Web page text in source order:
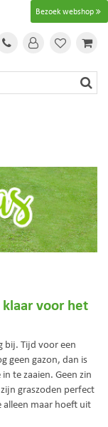
Bezoek webshop
klaar voor het
bij. Tijd voor een
geen gazon, dan is
te zaaien. Geen zin
graszoden perfect
maar hoeft uit